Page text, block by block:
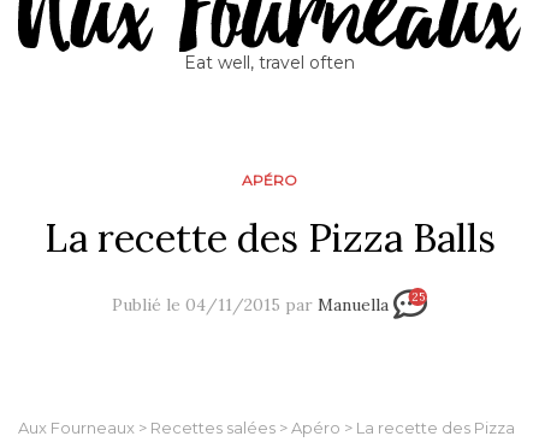
Eat well, travel often
APÉRO
La recette des Pizza Balls
Publié le 04/11/2015 par Manuella 25
Aux Fourneaux > Recettes salées >Apéro > La recette des Pizza